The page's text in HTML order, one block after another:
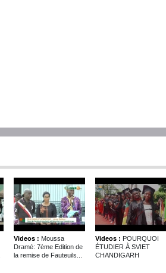
Videos : Moussa
Dramé: 7ème Edition de
la remise de Fauteuils...
Videos : POURQUOI
ÉTUDIER À SVIET
CHANDIGARH